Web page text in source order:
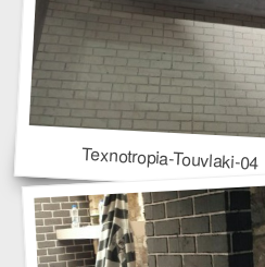
Texnotropia-Touvlaki-04